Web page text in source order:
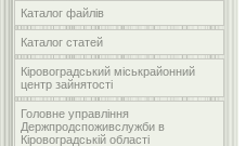
Каталог файлів
Каталог статей
Кіровоградський міськрайонний
центр зайнятості
Головне управління
Держпродспоживслужби в
Кіровоградській області